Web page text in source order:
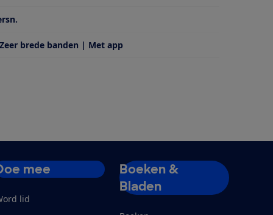
brede banden | Met app
mee
lid
Boeken &
Bladen